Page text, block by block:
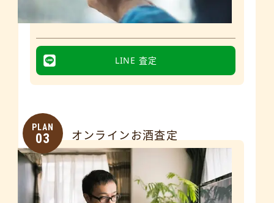
LINE 査定
PLAN
03 オンラインお酒査定